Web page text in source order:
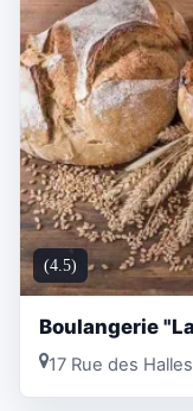
(4.5)
Boulangerie
17 Rue des